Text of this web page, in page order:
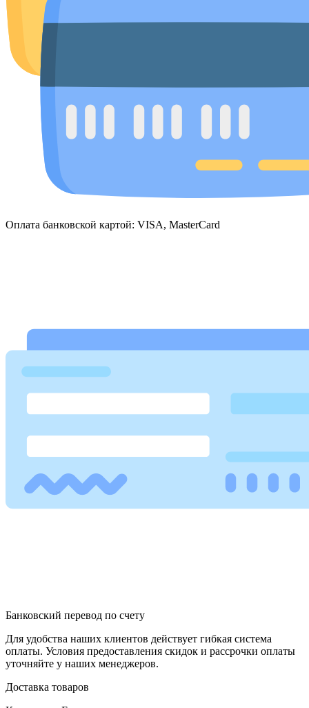
Оплата банковской картой: VISA, MasterCard
Банковский перевод по счету
Для удобства наших клиентов действует гибкая система
оплаты. Условия предоставления скидок и рассрочки оплаты
уточняйте у наших менеджеров.
Доставка товаров